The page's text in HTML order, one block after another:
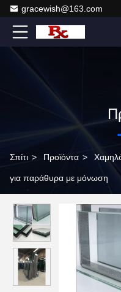
gracewish@163.com
Σπίτι > Προϊόντα >
για παράθυρα με μόνωση